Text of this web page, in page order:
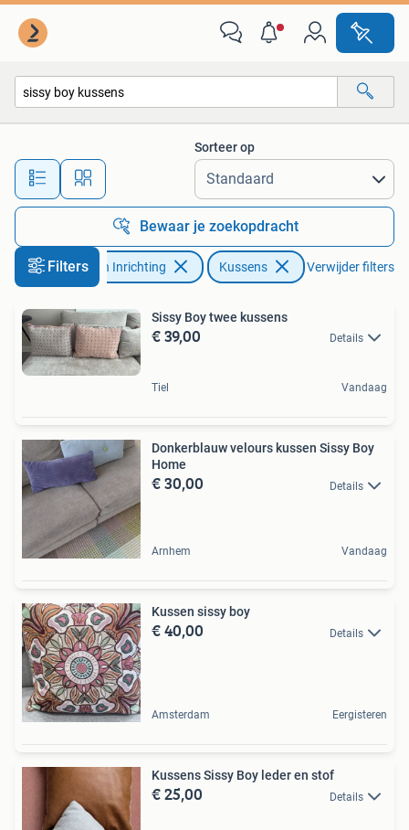
Alle afstanden…
Sorteer op
Bewaar je zoekopdracht
FiltersHuis en Inrichting Kussens Verwijder filters
Sissy Boy twee kussens
€ 39,00 Details
Tiel Vandaag
Donkerblauw velours kussen Sissy Boy
Home
€ 30,00 Details
Arnhem Vandaag
Kussen sissy boy
€ 40,00 Details
Amsterdam Eergisteren
Kussens Sissy Boy leder en stof
€ 25,00 Details